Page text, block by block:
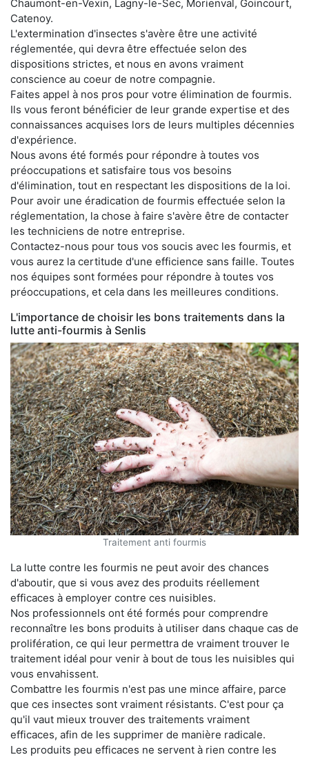
Chaumont-en-Vexin, Lagny-le-Sec, Morienval, Goincourt,
Catenoy.
L'extermination d'insectes s'avère être une activité
réglementée, qui devra être effectuée selon des
dispositions strictes, et nous en avons vraiment
conscience au coeur de notre compagnie.
Faites appel à nos pros pour votre élimination de fourmis.
Ils vous feront bénéficier de leur grande expertise et des
connaissances acquises lors de leurs multiples décennies
d'expérience.
Nous avons été formés pour répondre à toutes vos
préoccupations et satisfaire tous vos besoins
d'élimination, tout en respectant les dispositions de la loi.
Pour avoir une éradication de fourmis effectuée selon la
réglementation, la chose à faire s'avère être de contacter
les techniciens de notre entreprise.
Contactez-nous pour tous vos soucis avec les fourmis, et
vous aurez la certitude d'une efficience sans faille. Toutes
nos équipes sont formées pour répondre à toutes vos
préoccupations, et cela dans les meilleures conditions.
L'importance de choisir les bons traitements dans la
lutte anti-fourmis à Senlis
Traitement anti fourmis
La lutte contre les fourmis ne peut avoir des chances
d'aboutir, que si vous avez des produits réellement
efficaces à employer contre ces nuisibles.
Nos professionnels ont été formés pour comprendre
reconnaître les bons produits à utiliser dans chaque cas de
prolifération, ce qui leur permettra de vraiment trouver le
traitement idéal pour venir à bout de tous les nuisibles qui
vous envahissent.
Combattre les fourmis n'est pas une mince affaire, parce
que ces insectes sont vraiment résistants. C'est pour ça
qu'il vaut mieux trouver des traitements vraiment
efficaces, afin de les supprimer de manière radicale.
Les produits peu efficaces ne servent à rien contre les